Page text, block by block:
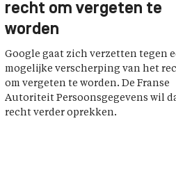
recht om vergeten te
worden
Google gaat zich verzetten tegen
mogelijke verscherping van het
om vergeten te worden. De Franse
Autoriteit Persoonsgegevens wil
recht verder oprekken.